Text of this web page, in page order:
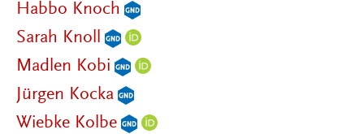
Habbo Knoch
Sarah Knoll
Madlen Kobi
Jürgen Kocka
Wiebke Kolbe